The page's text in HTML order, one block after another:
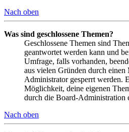
Nach oben
Was sind geschlossene Themen?
Geschlossene Themen sind
geantwortet werden kann und
Umfrage, falls vorhanden,
aus vielen Gründen durch einen
Administrator gesperrt werden.
Möglichkeit, deine eigenen
durch die Board-Administration
Nach oben